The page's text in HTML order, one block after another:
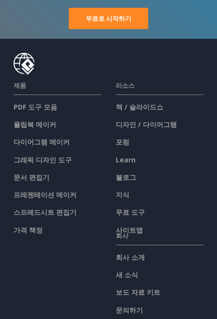
무료로 시작하기
제품
PDF 도구 모음
플립북 메이커
다이어그램 메이커
그래픽 디자인 도구
문서 편집기
프레젠테이션 메이커
스프레드시트 편집기
가격 책정
리소스
책 / 슬라이드쇼
디자인 / 다이어그램
포럼
Learn
블로그
지식
무료 도구
사이트맵
회사
회사 소개
새 소식
보도 자료 키트
문의하기